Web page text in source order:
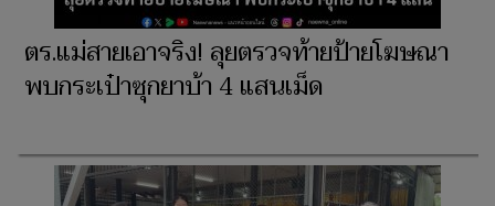
ตร.แม่สายเอาจริง! ลุยตรวจท้ายป้ายโฆษณา
พบกระเป๋าซุกยาบ้า 4 แสนเม็ด